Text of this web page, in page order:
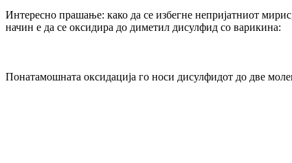
Интересно прашање: како да се избегне непријатниот
начин е да се оксидира до диметил дисулфид со варикина:
Понатамошната оксидација го носи дисулфидот до две